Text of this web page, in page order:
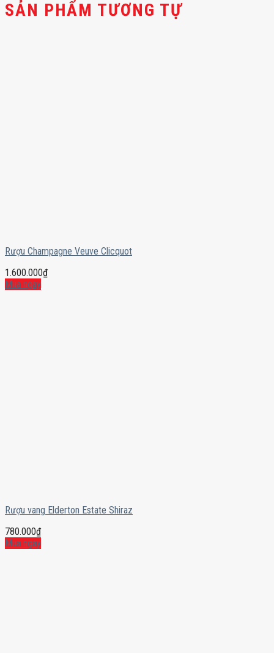
SẢN PHẨM TƯƠNG TỰ
Rượu Champagne Veuve Clicquot
1.600.000₫
Mua ngay
Rượu vang Elderton Estate Shiraz
780.000₫
Mua ngay